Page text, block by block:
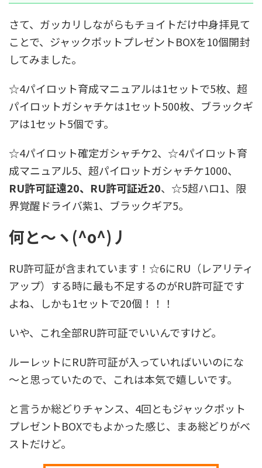
さて、ガッカリしながらもチョイトだけ中身拝見て
ことで、ジャックポットプレゼントBOXを10個開封
してみました。
☆4パイロット育成マニュアルは1セットで5枚、超
パイロットガシャチケは1セット500枚、ブラックギ
アは1セット5個です。
☆4パイロット確定ガシャチケ2、☆4パイロット育
成マニュアル5、超パイロットガシャチケ1000、
RU許可証遠20、RU許可証近20、☆5超ハロ1、限
界覚醒ドライバ紫1、ブラックギア5。
何と～ヽ(^o^)丿
RU許可証が含まれています！☆6にRU（レアリティ
アップ）する時に最も不足するのがRU許可証です
よね、しかも1セットで20個！！！
いや、これ全部RU許可証でいいんですけど。
ルーレットにRU許可証が入っていればいいのにな
～と思っていたので、これは本気で嬉しいです。
と言うか総どりチャンス、4回ともジャックポット
プレゼントBOXでもよかった感じ、まあ総どりがベ
ストだけど。